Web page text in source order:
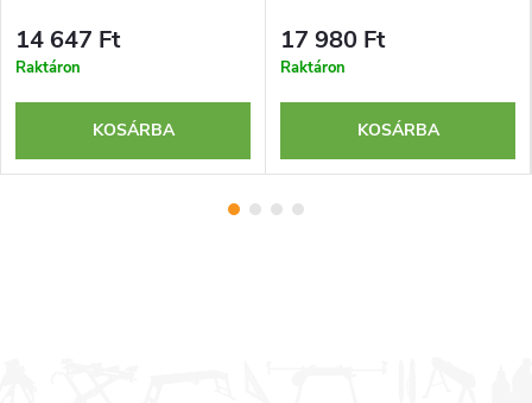
14 647 Ft
Raktáron
KOSÁRBA
17 980 Ft
Raktáron
KOSÁRBA